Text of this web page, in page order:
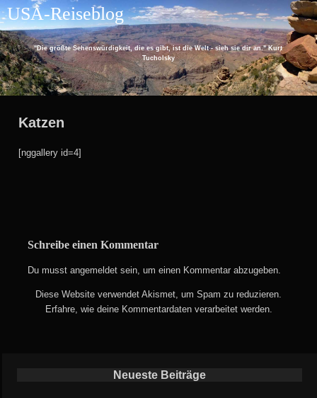
Skip
to
content
USA-Reiseblog
"Die größte Sehenswürdigkeit, die es gibt, ist die Welt - sieh sie dir an." Kurt
Tucholsky
Katzen
[nggallery id=4]
Schreibe einen Kommentar
Du musst angemeldet sein, um einen Kommentar abzugeben.
Diese Website verwendet Akismet, um Spam zu reduzieren.
Erfahre, wie deine Kommentardaten verarbeitet werden.
Neueste Beiträge